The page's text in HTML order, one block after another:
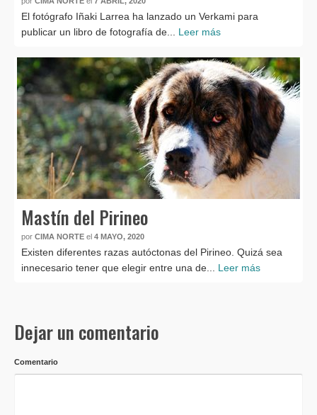
El fotógrafo Iñaki Larrea ha lanzado un Verkami para
publicar un libro de fotografía de... Leer más
Mastín del Pirineo
por CIMA NORTE el 4 MAYO, 2020
Existen diferentes razas autóctonas del Pirineo. Quizá sea
innecesario tener que elegir entre una de... Leer más
Dejar un comentario
Comentario